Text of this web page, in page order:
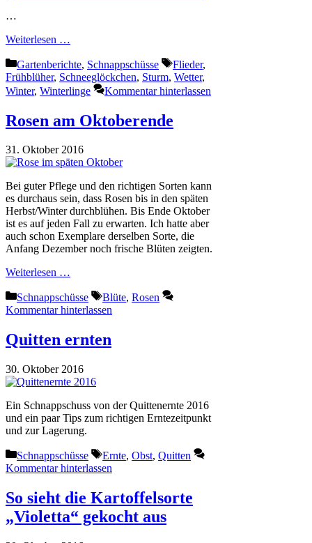
…
Weiterlesen …
Kategorien
Gartenberichte, Schnappschüsse Schlagwörter
Flieder,
Frühblüher, Schneeglöckchen, Sturm, Wetter,
Winter, Winterlinge Kommentar hinterlassen
Rosen am Oktoberende
31. Oktober 2016
Bei guter Pflege und den richtigen Sorten kann
es durchaus sein, dass Rosen bis in den späten
Herbst/Winter durchblühen. Bis Ende Oktober
ist es auf jeden Fall zu erwarten. Ich hatte aber
auch schon Exemplare derselben Sorte, die
Anfang Dezember noch frische Blüten zeigten.
Weiterlesen …
Kategorien
Schnappschüsse Schlagwörter
Blüte, Rosen
Kommentar hinterlassen
Quitten ernten
30. Oktober 2016
Ein Schnappschuss von der Quittenernte 2016
und ein paar Tips zum richtigen Erntezeitpunkt
und zur Lagerung.
Kategorien
Schnappschüsse Schlagwörter
Ernte, Obst, Quitten
Kommentar hinterlassen
So sieht die Kartoffelsorte
„Violetta“ gekocht aus